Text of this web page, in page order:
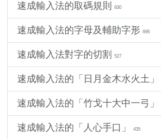
速成輸入法的取碼規則 830
速成輸入法的字母及輔助字形 695
速成輸入法對字的切割 527
速成輸入法的「日月金木水火土」
速成輸入法的「竹戈十大中一弓」
速成輸入法的「人心手口」 435